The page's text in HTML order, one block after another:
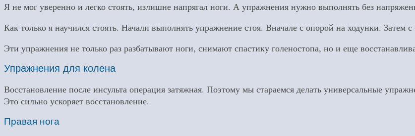
Я не мог уверенно и легко стоять, излишне напрягал ноги. А упражнения нужно выполнять без
Как только я научился стоять. Начали выполнять упражнение стоя. Вначале с опорой на ходунки. Затем
Эти упражнения не только раз разбатывают ноги, снимают спастику голеностопа, но и еще
Упражнения для колена
Восстановление после инсульта операция затяжная. Поэтому мы стараемся делать универсальные
Это сильно ускоряет восстановление.
Правая нога